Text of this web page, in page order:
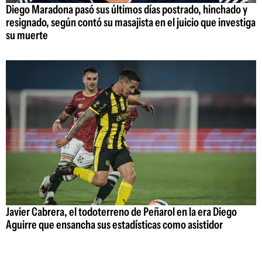
Diego Maradona pasó sus últimos días postrado, hinchado y
resignado, según contó su masajista en el juicio que investiga
su muerte
Javier Cabrera, el todoterreno de Peñarol en la era Diego
Aguirre que ensancha sus estadísticas como asistidor